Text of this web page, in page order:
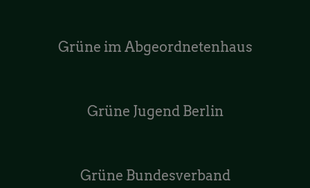
Grüne im Abgeordnetenhaus
Grüne Jugend Berlin
Grüne Bundesverband